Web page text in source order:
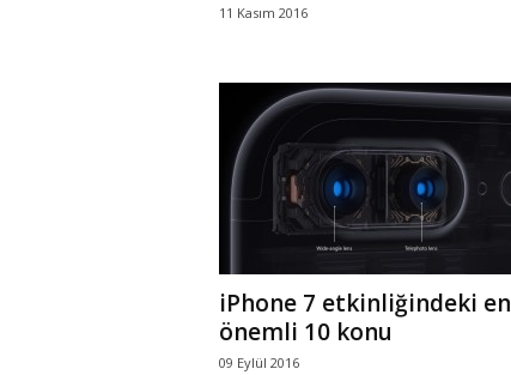
11 Kasım 2016
iPhone 7 etkinliğindeki en
önemli 10 konu
09 Eylül 2016